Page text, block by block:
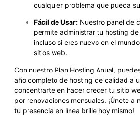
cualquier problema que pueda
Fácil de Usar: Nuestro panel de
permite administrar tu hosting
incluso si eres nuevo en el
sitios web.
Con nuestro Plan Hosting Anual,
año completo de hosting de calidad a
concentrarte en hacer crecer tu sitio
por renovaciones mensuales. ¡Únete a
tu presencia en línea brille hoy mismo!